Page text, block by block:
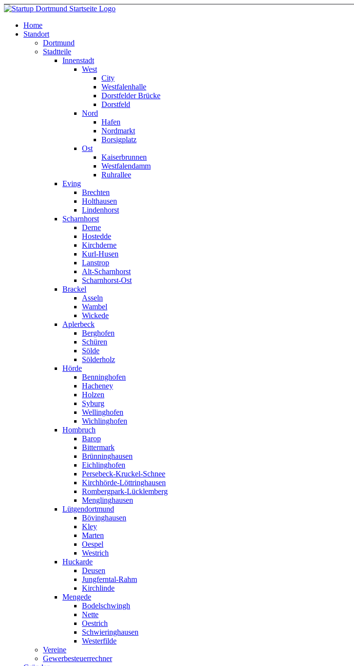
Home
Standort
Dortmund
Stadtteile
Innenstadt
West
City
Westfalenhalle
Dorstfelder Brücke
Dorstfeld
Nord
Hafen
Nordmarkt
Borsigplatz
Ost
Kaiserbrunnen
Westfalendamm
Ruhrallee
Eving
Brechten
Holthausen
Lindenhorst
Scharnhorst
Derne
Hostedde
Kirchderne
Kurl-Husen
Lanstrop
Alt-Scharnhorst
Scharnhorst-Ost
Brackel
Asseln
Wambel
Wickede
Aplerbeck
Berghofen
Schüren
Sölde
Sölderholz
Hörde
Benninghofen
Hacheney
Holzen
Syburg
Wellinghofen
Wichlinghofen
Hombruch
Barop
Bittermark
Brünninghausen
Eichlinghofen
Persebeck-Kruckel-Schnee
Kirchhörde-Löttringhausen
Rombergpark-Lücklemberg
Menglinghausen
Lütgendortmund
Bövinghausen
Kley
Marten
Oespel
Westrich
Huckarde
Deusen
Jungferntal-Rahm
Kirchlinde
Mengede
Bodelschwingh
Nette
Oestrich
Schwieringhausen
Westerfilde
Vereine
Gewerbesteuerrechner